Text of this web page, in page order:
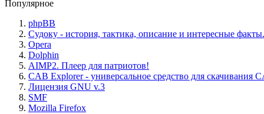
Популярное
phpBB
Судоку - история, тактика, описание и интересные факты.
Opera
Dolphin
AIMP2. Плеер для патриотов!
CAB Explorer - универсальное средство для скачивания
Лицензия GNU v.3
SMF
Mozilla Firefox